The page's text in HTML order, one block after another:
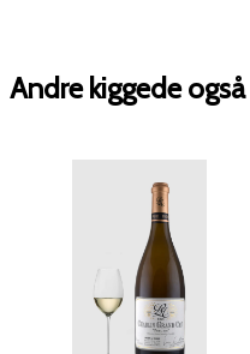
glasset, hvilket er
hasselnødder, frisk smør og citrus.
dybere aromaer af
eksotisk undertone af hvid fersken.
med gærresterne (lees)
friskbagt brioche og
Smagsoplevelse: På
koncentreret, men
Andre kiggede